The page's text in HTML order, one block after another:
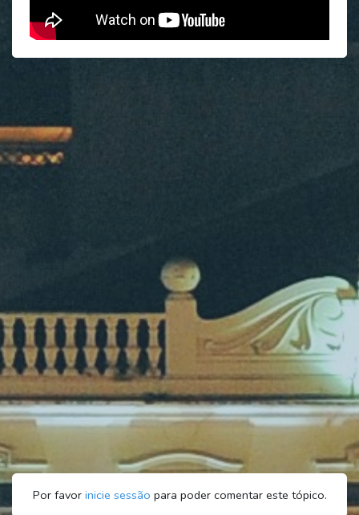
Por favor inicie sessão para poder comentar este tópico.